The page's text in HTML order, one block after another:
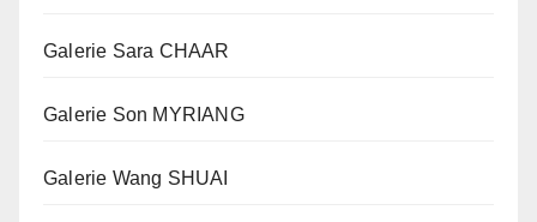
Galerie Sara CHAAR
Galerie Son MYRIANG
Galerie Wang SHUAI